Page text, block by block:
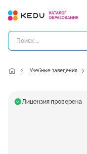
Учебные заведения
Лицензия проверена